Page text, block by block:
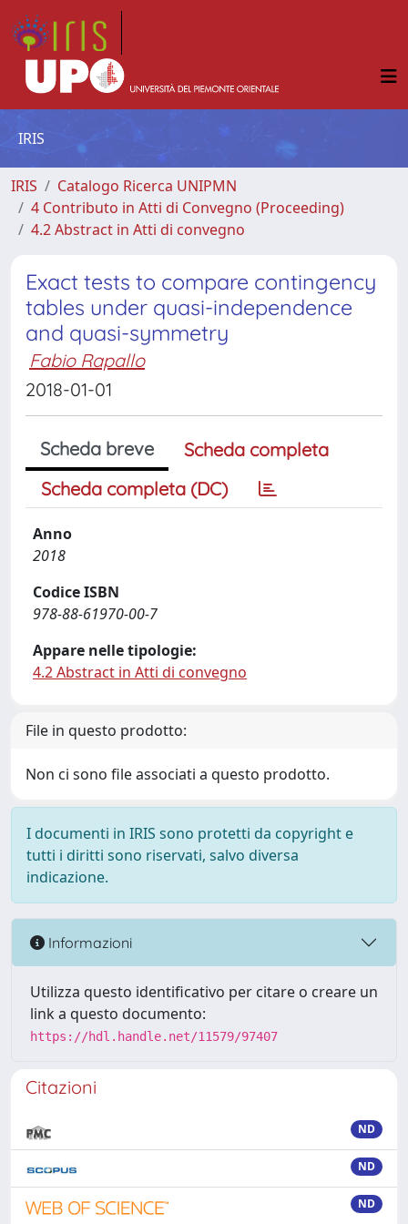
IRIS
IRIS
Catalogo Ricerca UNIPMN
4 Contributo in Atti di Convegno (Proceeding)
4.2 Abstract in Atti di convegno
Exact tests to compare contingency
tables under quasi-independence
and quasi-symmetry
Fabio Rapallo
2018-01-01
Scheda breve
Scheda completa
Scheda completa (DC)
Anno
2018
Codice ISBN
978-88-61970-00-7
Appare nelle tipologie:
4.2 Abstract in Atti di convegno
File in questo prodotto:
Non ci sono file associati a questo prodotto.
I documenti in IRIS sono protetti da copyright e
tutti i diritti sono riservati, salvo diversa
indicazione.
Informazioni
Utilizza questo identificativo per citare o creare un
link a questo documento:
https://hdl.handle.net/11579/97407
Citazioni
ND
ND
ND